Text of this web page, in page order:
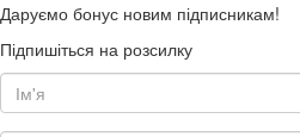
Даруємо бонус новим підписникам!
Підпишіться на розсилку